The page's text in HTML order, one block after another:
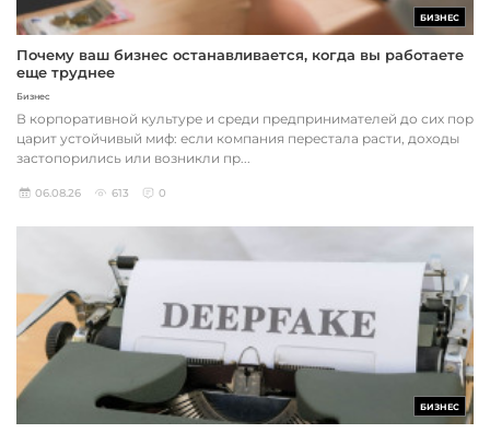
БИЗНЕС
Почему ваш бизнес останавливается, когда вы работаете
еще труднее
Бизнес
В корпоративной культуре и среди предпринимателей до сих пор
царит устойчивый миф: если компания перестала расти, доходы
застопорились или возникли пр...
06.08.26 613 0
БИЗНЕС